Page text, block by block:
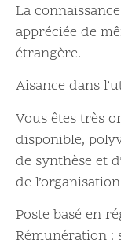
La
appréciée de
étrangère.
Aisance dans
Vous êtes très
disponible,
de synthèse et
de
Poste basé en
Rémunération :